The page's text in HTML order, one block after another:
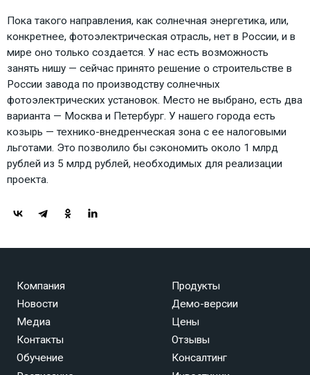
Пока такого направления, как солнечная энергетика, или,
конкретнее, фотоэлектрическая отрасль, нет в России, и в
мире оно только создается. У нас есть возможность
занять нишу — сейчас принято решение о строительстве в
России завода по производству солнечных
фотоэлектрических установок. Место не выбрано, есть два
варианта — Москва и Петербург. У нашего города есть
козырь — технико-внедренческая зона с ее налоговыми
льготами. Это позволило бы сэкономить около 1 млрд
рублей из 5 млрд рублей, необходимых для реализации
проекта.
Компания
Новости
Медиа
Контакты
Продукты
Демо-версии
Цены
Отзывы
Обучение
Консалтинг